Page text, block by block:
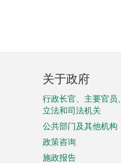
页
脚
菜
单
关于政府
行政长官、主要官员、
立法和司法机关
公共部门及其他机构
政策咨询
施政报告